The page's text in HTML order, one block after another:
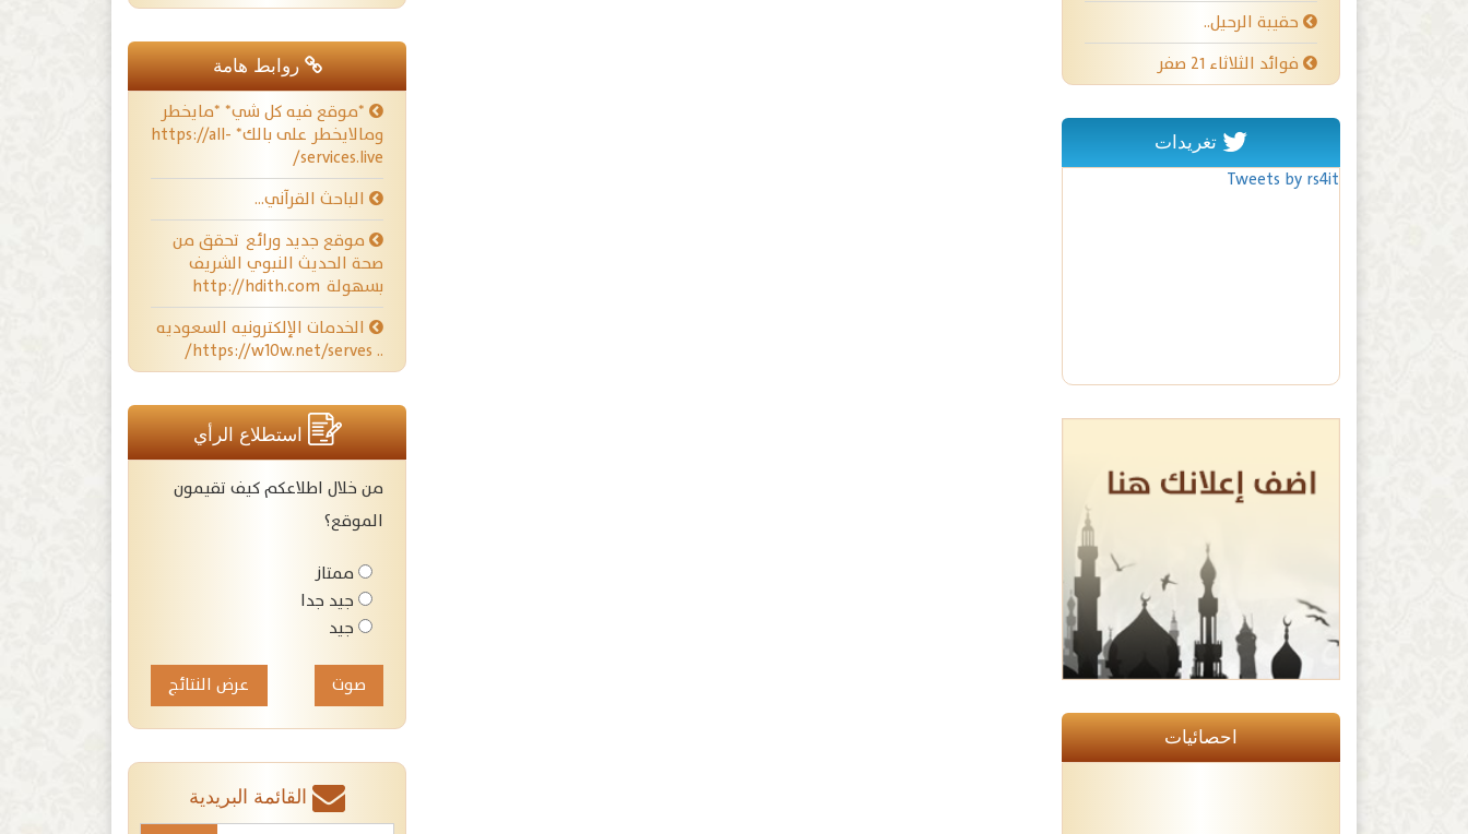
حقيبة الرحيل..
فوائد الثلاثاء ٢١ صفر
تغريدات
Tweets by rs4it
احصائيات
روابط هامة
*موقع فيه كل شي* *مايخطر
ومالايخطر على بالك* https://all-
services.live/
الباحث القرآني…
موقع جديد ورائع تحقق من
صحة الحديث النبوي الشريف
بسهولة http://hdith.com
الخدمات الإلكترونيه السعوديه
.. https://w10w.net/serves/
استطلاع الرأي
من خلال اطلاعكم كيف تقيمون
الموقع؟
ممتاز
جيد جدا
جيد
عرض النتائج
القائمة البريدية